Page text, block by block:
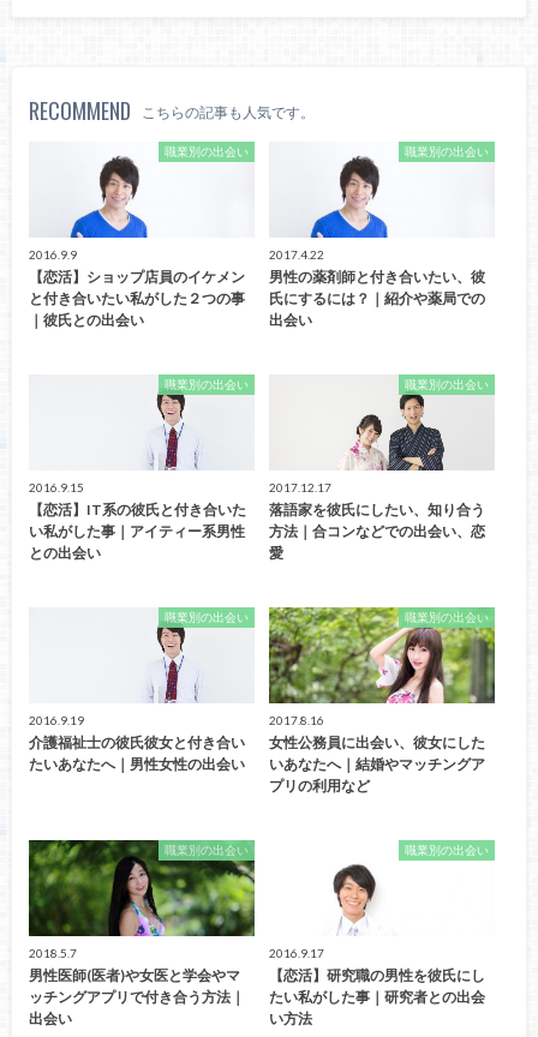
RECOMMEND こちらの記事も人気です。
職業別の出会い
2016.9.9
【恋活】ショップ店員のイケメン
と付き合いたい私がした２つの事
｜彼氏との出会い
職業別の出会い
2017.4.22
男性の薬剤師と付き合いたい、彼
氏にするには？｜紹介や薬局での
出会い
職業別の出会い
2016.9.15
【恋活】IT系の彼氏と付き合いた
い私がした事｜アイティー系男性
との出会い
職業別の出会い
2017.12.17
落語家を彼氏にしたい、知り合う
方法｜合コンなどでの出会い、恋
愛
職業別の出会い
2016.9.19
介護福祉士の彼氏彼女と付き合い
たいあなたへ｜男性女性の出会い
職業別の出会い
2017.8.16
女性公務員に出会い、彼女にした
いあなたへ｜結婚やマッチングア
プリの利用など
職業別の出会い
2018.5.7
男性医師(医者)や女医と学会やマ
ッチングアプリで付き合う方法｜
出会い
職業別の出会い
2016.9.17
【恋活】研究職の男性を彼氏にし
たい私がした事｜研究者との出会
い方法